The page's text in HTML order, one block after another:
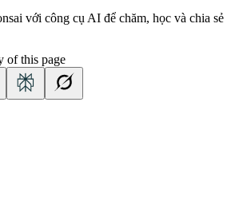
với công cụ AI để chăm, học và chia sẻ
of this page